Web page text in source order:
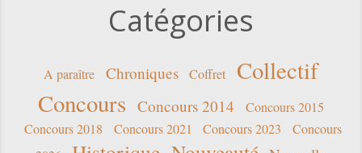
Catégories
A paraître Chroniques Coffret
Collectif
Concours Concours 2014
Concours 2015
Concours 2018
Concours 2021 Concours 2023
Concours